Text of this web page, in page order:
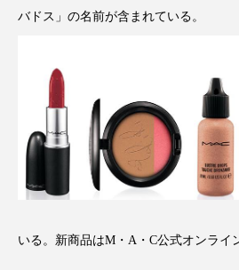
カウンセラー カウンセリング
カカイオイル ガジェット
クルエルティフリー クレン
コグニティブヘルス コスト
バドス」の名前が含まれている。
いる。新商品はM・A・C公式オンライ